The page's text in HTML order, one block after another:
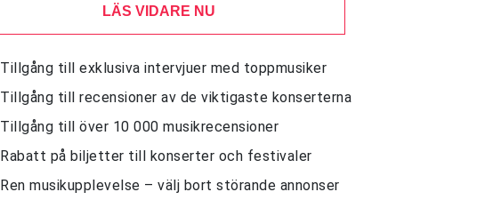
LÄS VIDARE NU
Tillgång till exklusiva intervjuer med toppmusiker
Tillgång till recensioner av de viktigaste konserterna
Tillgång till över 10 000 musikrecensioner
Rabatt på biljetter till konserter och festivaler
Ren musikupplevelse – välj bort störande annonser